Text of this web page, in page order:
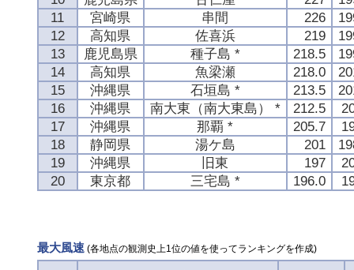
11
宮崎県 串間 226
12
高知県 佐喜浜 219
13
鹿児島県 種子島 * 218.5
14
高知県 魚梁瀬 218.0
15
沖縄県 石垣島 * 213.5
16
沖縄県 南大東（南大東島） * 212.5
17
沖縄県 那覇 * 205.7
18
静岡県 湯ケ島 201
19
沖縄県 旧東 197
20
東京都 三宅島 * 196.0
最大風速(各地点の観測史上1位の値を使ってランキングを作成)